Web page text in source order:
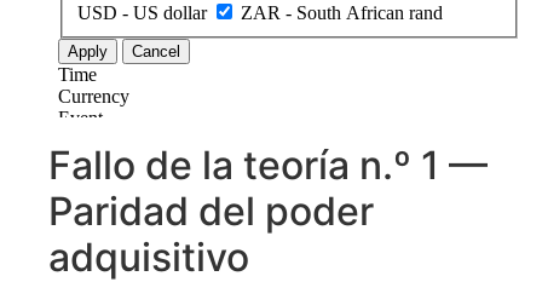
Fallo de la teoría n.º 1 —
Paridad del poder
adquisitivo